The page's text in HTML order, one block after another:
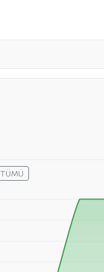
TÜMÜ